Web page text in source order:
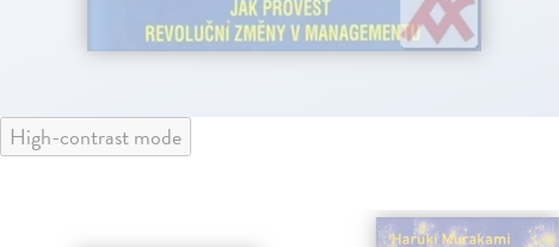
High-contrast mode